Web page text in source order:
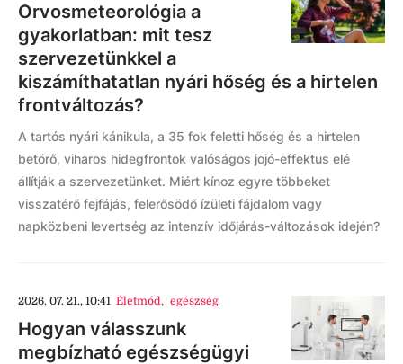
Orvosmeteorológia a
gyakorlatban: mit tesz
szervezetünkkel a
kiszámíthatatlan nyári hőség és a hirtelen
frontváltozás?
A tartós nyári kánikula, a 35 fok feletti hőség és a hirtelen
betörő, viharos hidegfrontok valóságos jojó-effektus elé
állítják a szervezetünket. Miért kínoz egyre többeket
visszatérő fejfájás, felerősödő ízületi fájdalom vagy
napközbeni levertség az intenzív időjárás-változások idején?
2026. 07. 21., 10:41 Életmód, egészség
Hogyan válasszunk
megbízható egészségügyi